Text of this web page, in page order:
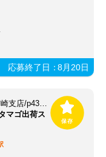
応募終了日：8月20日
株式会社オープンループパートナーズ 宮崎支店/p43251201701
マゴ出荷ス